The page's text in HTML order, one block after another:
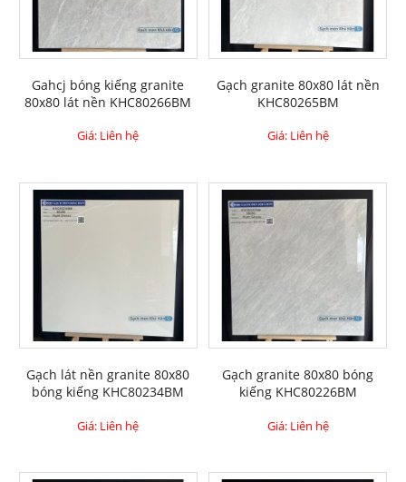
Gahcj bóng kiếng granite
80x80 lát nền KHC80266BM
Giá: Liên hệ
Gạch granite 80x80 lát nền
KHC80265BM
Giá: Liên hệ
Gạch lát nền granite 80x80
bóng kiếng KHC80234BM
Giá: Liên hệ
Gạch granite 80x80 bóng
kiếng KHC80226BM
Giá: Liên hệ